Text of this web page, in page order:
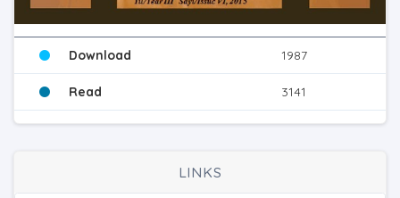
Download 1987
Read 3141
LINKS